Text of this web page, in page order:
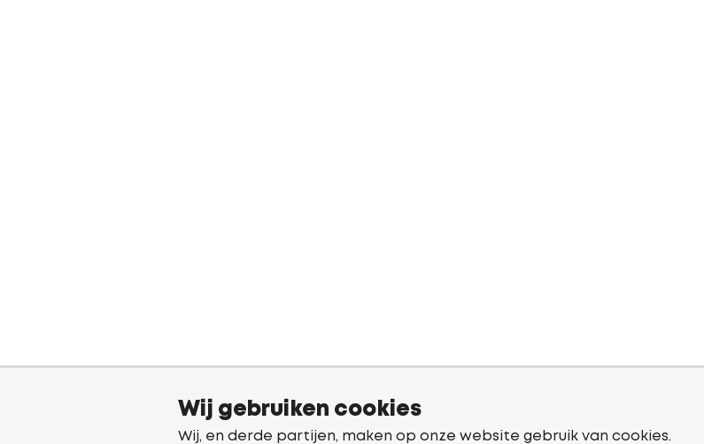
Wij gebruiken cookies
Wij, en derde partijen, maken op onze website gebruik van cookies.